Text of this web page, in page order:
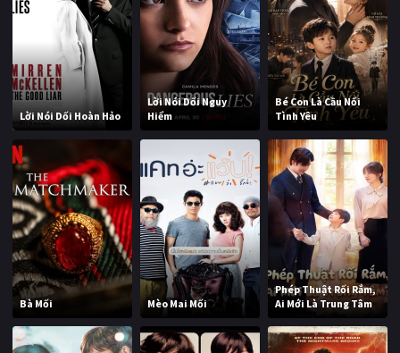
Lời Nói Dối Hoàn Hảo
Lời Nói Dối Nguy
Hiểm
Bé Con Là Cầu Nối
Tình Yêu
Bà Mối Mèo Mai Mối
Phép Thuật Rối Rắm,
Ai Mới Là Trung Tâm